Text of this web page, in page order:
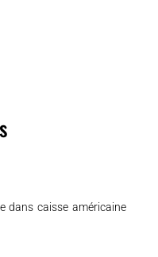
dans caisse américaine